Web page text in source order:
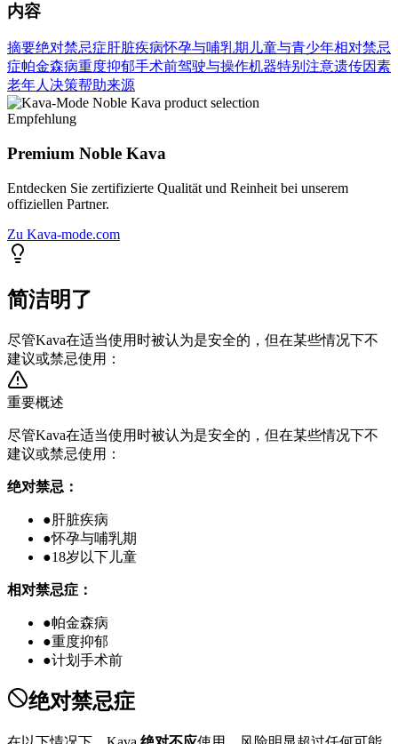
内容
摘要绝对禁忌症肝脏疾病怀孕与哺乳期 儿童与青少年相对禁忌
症帕金森病重度抑郁手术前驾驶与操作机器特别注意遗传因素
老年人 决策帮助来源
Empfehlung
Premium Noble Kava
Entdecken Sie zertifizierte Qualität und Reinheit bei unserem
offiziellen Partner.
Zu Kava-mode.com
简洁明了
尽管Kava在适当使用时被认为是安全的，但在某些情况下不
建议或禁忌使用：
重要概述
尽管Kava在适当使用时被认为是安全的，但在某些情况下不
建议或禁忌使用：
绝对禁忌：
●肝脏疾病
●怀孕与哺乳期
●18岁以下儿童
相对禁忌症：
●帕金森病
●重度抑郁
●计划手术前
绝对禁忌症